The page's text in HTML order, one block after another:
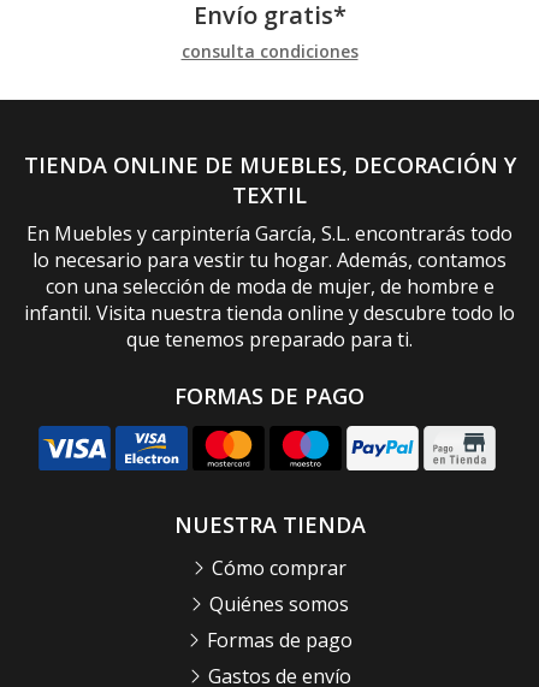
Envío gratis*
consulta condiciones
TIENDA ONLINE DE MUEBLES, DECORACIÓN Y
TEXTIL
En Muebles y carpintería García, S.L. encontrarás todo
lo necesario para vestir tu hogar. Además, contamos
con una selección de moda de mujer, de hombre e
infantil. Visita nuestra tienda online y descubre todo lo
que tenemos preparado para ti.
FORMAS DE PAGO
NUESTRA TIENDA
Cómo comprar
Quiénes somos
Formas de pago
Gastos de envío